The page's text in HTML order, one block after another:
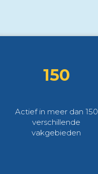
150
Actief in meer dan 150
verschillende
vakgebieden